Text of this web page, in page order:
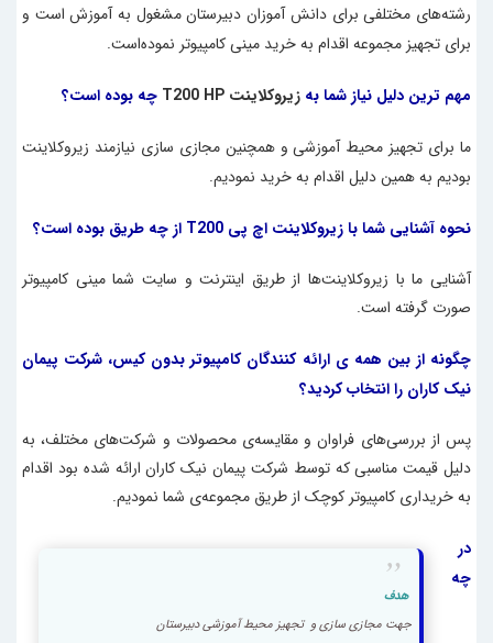
رشته‌های مختلفی برای دانش آموزان دبیرستان مشغول به آموزش است و
برای تجهیز مجموعه اقدام به خرید مینی کامپیوتر نموده‌است.
مهم ترین دلیل نیاز شما به زیروکلاینت T200 HP چه بوده است؟
ما برای تجهیز محیط آموزشی و همچنین مجازی سازی نیازمند زیرو‌کلاینت
بودیم به همین دلیل اقدام به خرید نمودیم.
نحوه آشنایی شما با زیروکلاینت اچ پی T200 از چه طریق بوده است؟
آشنایی ما با زیروکلاینت‌ها از طریق اینترنت و سایت شما مینی کامپیوتر
صورت گرفته است.
چگونه از بین همه ی ارائه کنندگان کامپیوتر بدون کیس، شرکت پیمان
نیک کاران را انتخاب کردید؟
پس از بررسی‌های فراوان و مقایسه‌ی محصولات و شرکت‌های مختلف، به
دلیل قیمت مناسبی که توسط شرکت پیمان نیک کاران ارائه شده بود اقدام
به خریداری کامپیوتر کوچک از طریق مجموعه‌ی شما نمودیم.
هدف
جهت مجازی سازی و تجهیز محیط آموزشی دبیرستان
در
چه